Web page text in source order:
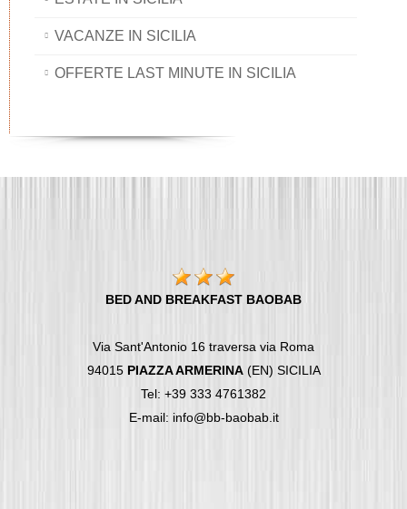
VACANZE IN SICILIA
OFFERTE LAST MINUTE IN SICILIA
BED AND BREAKFAST BAOBAB
Via Sant'Antonio 16 traversa via Roma
94015 PIAZZA ARMERINA(EN) SICILIA
Tel: +39 333 4761382
E-mail: info@bb-baobab.it